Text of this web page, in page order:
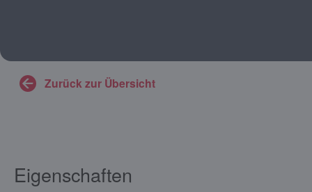
Zurück zur Übersicht
Eigenschaften